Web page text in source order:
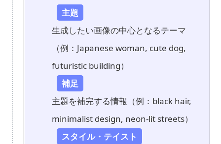
主題
生成したい画像の中心となるテーマ
（例：Japanese woman, cute dog,
futuristic building）
補足
主題を補完する情報（例：black hair,
minimalist design, neon-lit streets）
スタイル・テイスト